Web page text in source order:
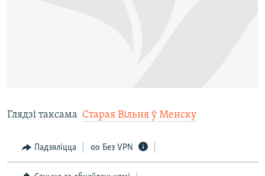
Глядзі таксама  Старая Вільня ў Менску
Падзяліцца Без VPN